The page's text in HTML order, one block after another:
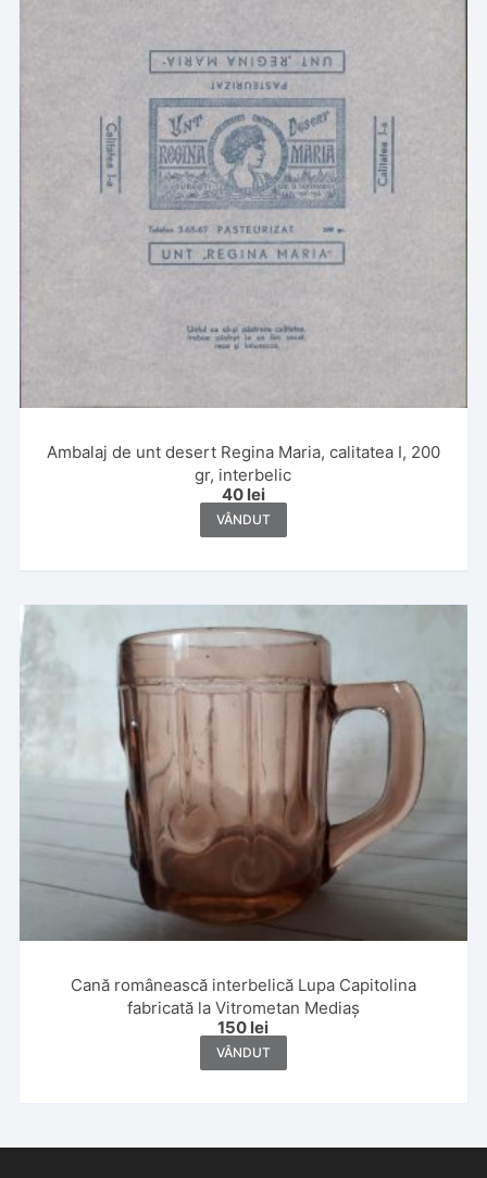
Ambalaj de unt desert Regina Maria, calitatea I, 200
gr, interbelic
40 lei
VÂNDUT
Cană românească interbelică Lupa Capitolina
fabricată la Vitrometan Mediaș
150 lei
VÂNDUT